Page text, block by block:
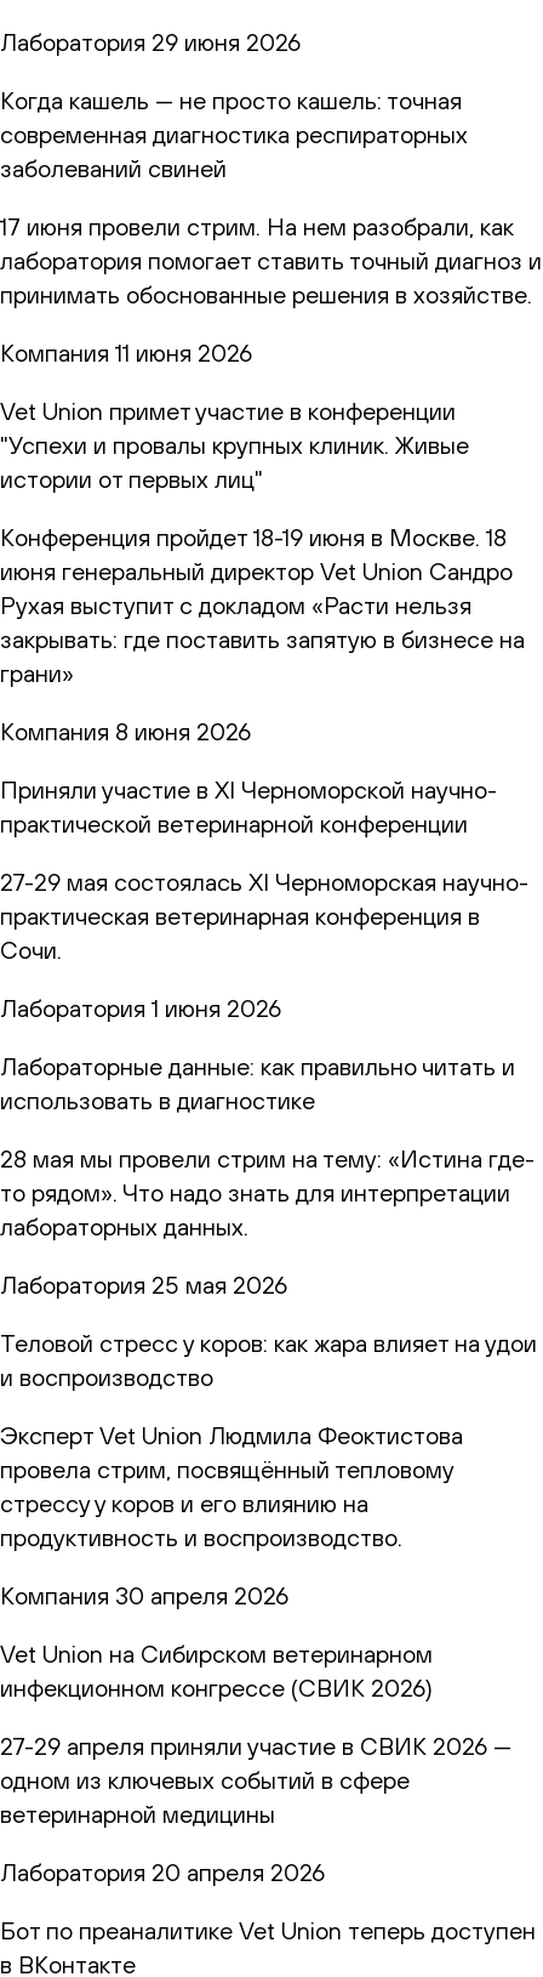
Лаборатория 29 июня 2026
Когда кашель — не просто кашель: точная
современная диагностика респираторных
заболеваний свиней
17 июня провели стрим. На нем разобрали, как
лаборатория помогает ставить точный диагноз и
принимать обоснованные решения в хозяйстве.
Компания 11 июня 2026
Vet Union примет участие в конференции
"Успехи и провалы крупных клиник. Живые
истории от первых лиц"
Конференция пройдет 18-19 июня в Москве. 18
июня генеральный директор Vet Union Сандро
Рухая выступит с докладом «Расти нельзя
закрывать: где поставить запятую в бизнесе на
грани»
Компания 8 июня 2026
Приняли участие в XI Черноморской научно-
практической ветеринарной конференции
27-29 мая состоялась XI Черноморская научно-
практическая ветеринарная конференция в
Сочи.
Лаборатория 1 июня 2026
Лабораторные данные: как правильно читать и
использовать в диагностике
28 мая мы провели стрим на тему: «Истина где-
то рядом». Что надо знать для интерпретации
лабораторных данных.
Лаборатория 25 мая 2026
Теловой стресс у коров: как жара влияет на удои
и воспроизводство
Эксперт Vet Union Людмила Феоктистова
провела стрим, посвящённый тепловому
стрессу у коров и его влиянию на
продуктивность и воспроизводство.
Компания 30 апреля 2026
Vet Union на Сибирском ветеринарном
инфекционном конгрессе (СВИК 2026)
27-29 апреля приняли участие в СВИК 2026 —
одном из ключевых событий в сфере
ветеринарной медицины
Лаборатория 20 апреля 2026
Бот по преаналитике Vet Union теперь доступен
в ВКонтакте